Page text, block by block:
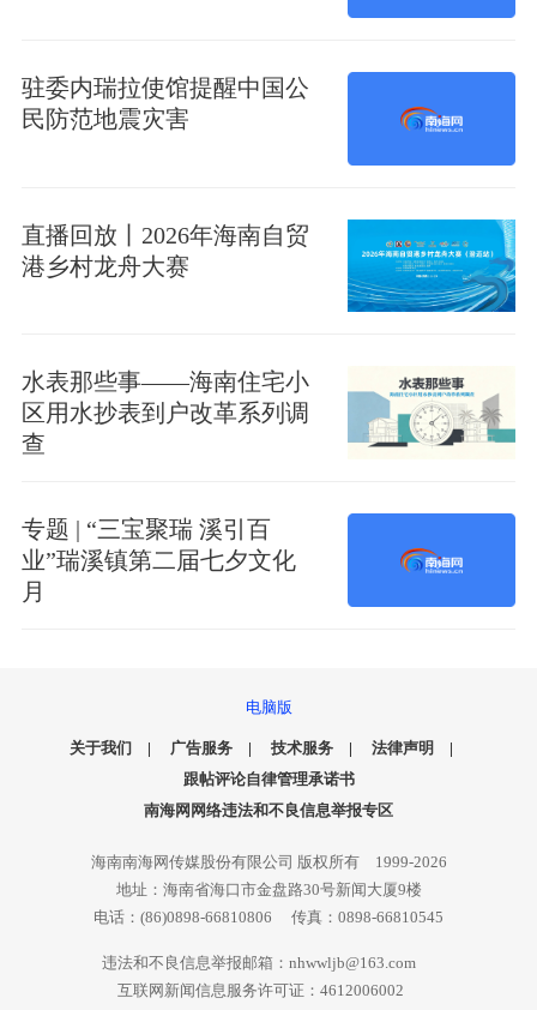
驻委内瑞拉使馆提醒中国公
民防范地震灾害
直播回放丨2026年海南自贸
港乡村龙舟大赛
水表那些事——海南住宅小
区用水抄表到户改革系列调
查
专题 | “三宝聚瑞 溪引百
业”瑞溪镇第二届七夕文化
月
电脑版
关于我们 | 广告服务| 技术服务| 法律声明 |
跟帖评论自律管理承诺书
南海网网络违法和不良信息举报专区
海南南海网传媒股份有限公司 版权所有 1999-2026
地址：海南省海口市金盘路30号新闻大厦9楼
电话：(86)0898-66810806 传真：0898-66810545
违法和不良信息举报邮箱：nhwwljb@163.com
互联网新闻信息服务许可证：4612006002